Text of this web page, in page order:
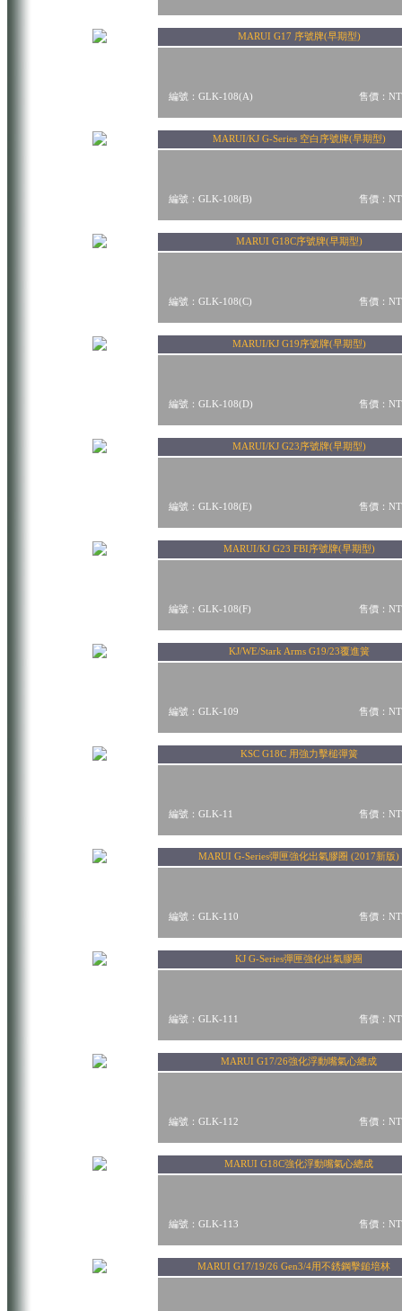
MARUI G17 序號牌(早期型)
編號：GLK-108(A) 售價：
MARUI/KJ G-Series 空白序號牌(早期型)
編號：GLK-108(B) 售價：
MARUI G18C序號牌(早期型)
編號：GLK-108(C) 售價：
MARUI/KJ G19序號牌(早期型)
編號：GLK-108(D) 售價：
MARUI/KJ G23序號牌(早期型)
編號：GLK-108(E) 售價：
MARUI/KJ G23 FBI序號牌(早期型)
編號：GLK-108(F) 售價：
KJ/WE/Stark Arms G19/23覆進簧
編號：GLK-109 售價：
KSC G18C 用強力擊槌彈簧
編號：GLK-11 售價：
MARUI G-Series彈匣強化出氣膠圈 (2017新版)
編號：GLK-110 售價：
KJ G-Series彈匣強化出氣膠圈
編號：GLK-111 售價：
MARUI G17/26強化浮動嘴氣心總成
編號：GLK-112 售價：
MARUI G18C強化浮動嘴氣心總成
編號：GLK-113 售價：
MARUI G17/19/26 Gen3/4用不銹鋼擊鎚培林